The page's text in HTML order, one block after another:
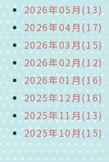
2026年05月(13)
2026年04月(17)
2026年03月(15)
2026年02月(12)
2026年01月(16)
2025年12月(16)
2025年11月(13)
2025年10月(15)